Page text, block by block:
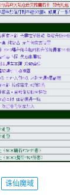
诛仙魔域